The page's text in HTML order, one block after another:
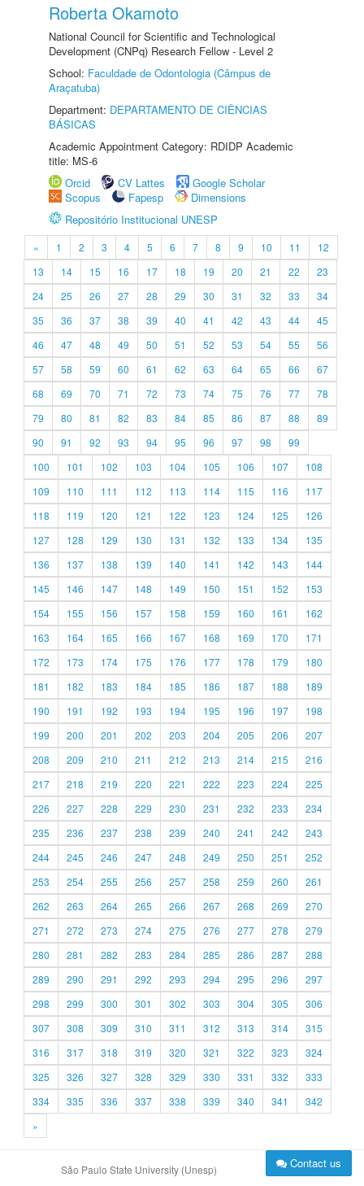
Roberta Okamoto
National Council for Scientific and Technological
Development (CNPq) Research Fellow - Level 2
School: Faculdade de Odontologia (Câmpus de
Araçatuba)
Department: DEPARTAMENTO DE CIÊNCIAS
BÁSICAS
Academic Appointment Category: RDIDP Academic
title: MS-6
Orcid
CV Lattes
Google Scholar
Scopus
Fapesp
Dimensions
Repositório Institucional UNESP
« 1 2 3 4 5 6 7 8 9 10 11
12
13
14 15 16 17 18 19 20 21 22
23
24
25 26 27 28 29 30 31 32 33
34
35
36 37 38 39 40 41 42 43 44
45
46
47 48 49 50 51 52 53 54 55
56
57
58 59 60 61 62 63 64 65 66
67
68
69 70 71 72 73 74 75 76 77
78
79
80 81 82 83 84 85 86 87 88
89
90
91 92 93 94 95 96 97 98
99
100
101 102 103 104 105 106 107
108
109
110 111 112 113 114 115 116
117
118
119 120 121 122 123 124 125
126
127
128 129 130 131 132 133 134
135
136
137 138 139 140 141 142 143
144
145
146 147 148 149 150 151 152
153
154
155 156 157 158 159 160 161
162
163
164 165 166 167 168 169 170
171
172
173 174 175 176 177 178 179
180
181
182 183 184 185 186 187 188
189
190
191 192 193 194 195 196 197
198
199
200 201 202 203 204 205 206
207
208
209 210 211 212 213 214 215
216
217
218 219 220 221 222 223 224
225
226
227 228 229 230 231 232 233
234
235
236 237 238 239 240 241 242
243
244
245 246 247 248 249 250 251
252
253
254 255 256 257 258 259 260
261
262
263 264 265 266 267 268 269
270
271
272 273 274 275 276 277 278
279
280
281 282 283 284 285 286 287
288
289
290 291 292 293 294 295 296
297
298
299 300 301 302 303 304 305
306
307
308 309 310 311 312 313 314
315
316
317 318 319 320 321 322 323
324
325
326 327 328 329 330 331 332
333
334
335 336 337 338 339 340 341
342
»
São Paulo State University (Unesp) Contact us